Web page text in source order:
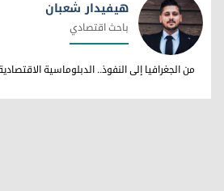
هيفيدار شعبان
هيفيدار شعبان
باحث اقتصادي
من الجغرافيا إلى النفوذ.. الدبلوماسية